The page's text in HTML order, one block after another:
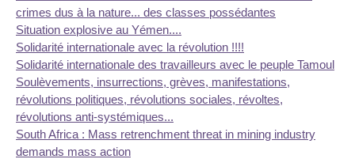
crimes dus à la nature... des classes possédantes
Situation explosive au Yémen....
Solidarité internationale avec la révolution !!!!
Solidarité internationale des travailleurs avec le peuple Tamoul
Soulèvements, insurrections, grèves, manifestations,
révolutions politiques, révolutions sociales, révoltes,
révolutions anti-systémiques...
South Africa : Mass retrenchment threat in mining industry
demands mass action